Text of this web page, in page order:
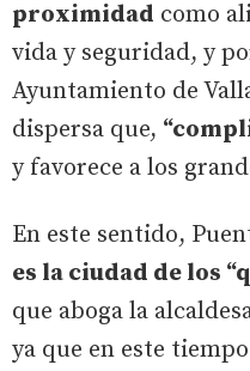
proximidad como
vida y seguridad, y
Ayuntamiento de
dispersa que,
y favorece a los
En este sentido,
es la ciudad de los
que aboga la
ya que en este